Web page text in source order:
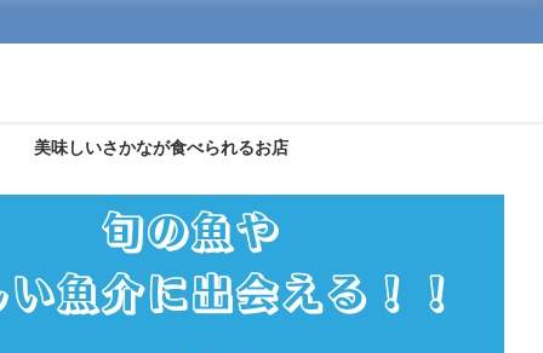
美味しいさかなが食べられるお店